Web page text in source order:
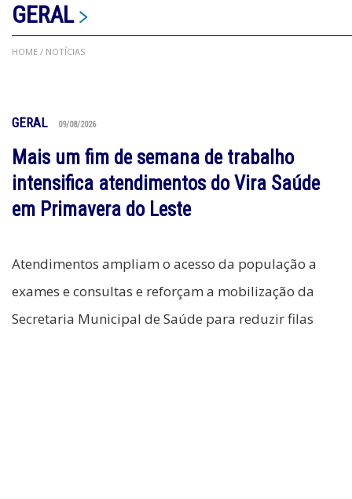
GERAL
HOME / NOTÍCIAS
GERAL 09/08/2026
Mais um fim de semana de trabalho
intensifica atendimentos do Vira Saúde
em Primavera do Leste
Atendimentos ampliam o acesso da população a
exames e consultas e reforçam a mobilização da
Secretaria Municipal de Saúde para reduzir filas